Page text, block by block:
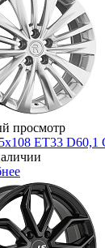
просмотр
ET33 D60,1